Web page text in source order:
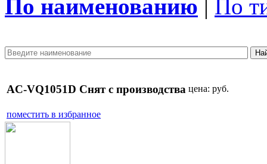
По наименованию | По
AC-VQ1051D Снят с производства цена: руб.
поместить в избранное